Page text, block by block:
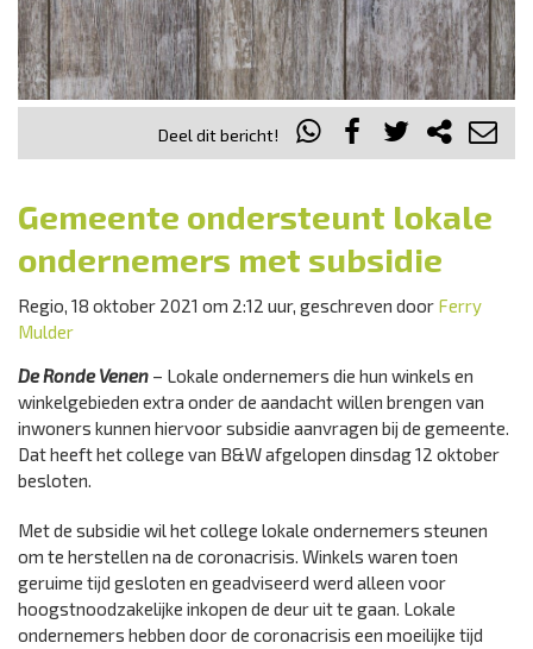
Deel dit bericht!
Gemeente ondersteunt lokale
ondernemers met subsidie
Regio, 18 oktober 2021 om 2:12 uur, geschreven door Ferry
Mulder
De Ronde Venen – Lokale ondernemers die hun winkels en
winkelgebieden extra onder de aandacht willen brengen van
inwoners kunnen hiervoor subsidie aanvragen bij de gemeente.
Dat heeft het college van B&W afgelopen dinsdag 12 oktober
besloten.
Met de subsidie wil het college lokale ondernemers steunen
om te herstellen na de coronacrisis. Winkels waren toen
geruime tijd gesloten en geadviseerd werd alleen voor
hoogstnoodzakelijke inkopen de deur uit te gaan. Lokale
ondernemers hebben door de coronacrisis een moeilijke tijd